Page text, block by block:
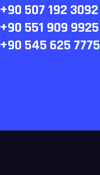
+90 507 192 3092
+90 551 909 9925
+90 545 625 7775